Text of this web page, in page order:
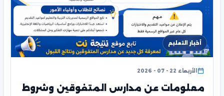
أخبار التعليم
الأربعاء 22 - 07 - 2026
معلومات عن مدارس المتفوقين وشروط